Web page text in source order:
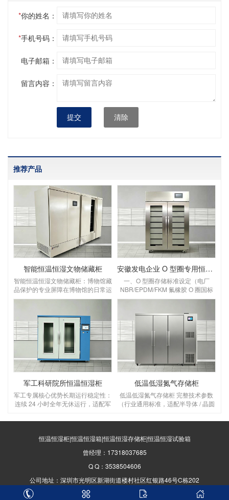
*你的姓名：
*手机号码：
电子邮箱：
留言内容：
提交 清除
推荐产品
智能恒温恒湿文物储藏柜
智能恒温恒湿文物储藏柜：博物馆藏
品保护的专业屏障在博物馆的日常运
营中，文物的长期保存始终是核心课
等环境因素，会对纸质、木质、纺织
品、金属类文物造成不可逆的损害，
而智能恒温恒湿文物储藏柜，正是为
解决这一难题而生的专业设备，为博
物馆藏品构建起全天候、高精度的保
护屏障。一、核心功能：为文物打造
“稳定生态舱”博物馆文物的保存，对
的核心价值，
安徽发电企业 O 型圈专用恒温恒湿储存柜
一、O 型圈存储标准设定（电厂
NBR/EPDM/FKM 氟橡胶 O 圈国标
要求）设定温湿度：温度 18～
优选 20℃，控温精度 ±1℃，区间 5
～25℃，＞30℃橡胶加速老化变
硬、永久变形；＜5℃低温脆裂失
弹 湿度：45～55% RH，控湿 ±3%
橡胶吸水胀大；湿＜40% 密封圈干
裂O 型圈存放管理规范（
军工科研院所恒温恒湿柜
军工专属核心优势长期运行稳定性：
连续 24 小时全年无休运行，适配军
间歇使用；环境耐受更强：设备本身
稳定工作；数据溯源合规：完整温湿
量审核、国军标物料保管台账要求；
多重安全防护：防静电、防凝露、超
断；非标定制能力：可定制防爆型、
防磁型、低温款、车载移动军工恒温
低温低湿氮气存储柜
低温低湿氮气存储柜 完整技术参数
（行业通用标准，适配半导体 / 晶圆
湿度难＜30% RH 问题）一、核心温
范围：5～20℃（低温区可调）控温
≤±1℃ 湿度范围：1%～30% RH 可
调，低温稳定＜30% RH控湿精度：
气箱内氧
恒温恒湿柜|恒温恒湿箱|恒温恒湿存储柜|恒温恒湿试验箱
曾经理：17318037685
Q Q：3538504606
公司地址：深圳市光明区新湖街道楼村社区红银路46号C栋202
粤ICP备10223040号-7